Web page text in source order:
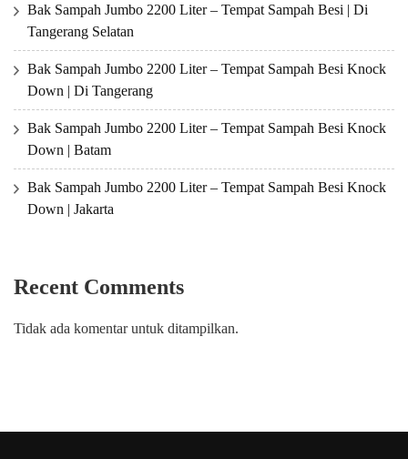
Bak Sampah Jumbo 2200 Liter – Tempat Sampah Besi | Di
Tangerang Selatan
Bak Sampah Jumbo 2200 Liter – Tempat Sampah Besi Knock
Down | Di Tangerang
Bak Sampah Jumbo 2200 Liter – Tempat Sampah Besi Knock
Down | Batam
Bak Sampah Jumbo 2200 Liter – Tempat Sampah Besi Knock
Down | Jakarta
Recent Comments
Tidak ada komentar untuk ditampilkan.